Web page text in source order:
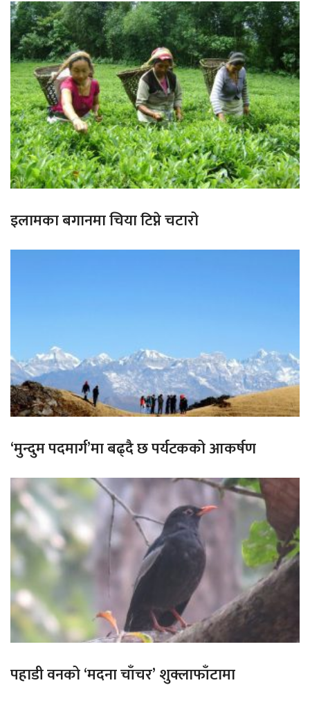
इलामका बगानमा चिया टिप्ने चटारो
‘मुन्दुम पदमार्ग’मा बढ्दै छ पर्यटकको आकर्षण
पहाडी वनको ‘मदना चाँचर’ शुक्लाफाँटामा